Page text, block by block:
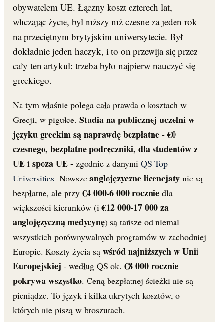
Common App krok po kroku: poradnik 2026
Aplikacje · 15 min · 16 771 wyświetleń — od założenia konta, przez essay, po
złożenie aplikacji.
Need-blind vs Need-aware dla Polaków
Stypendia · 10 min · 9 432 wyświetleń — jak polityka finansowa uczelni wpływa na
Twoje szanse.
obywatelem UE. Łączny koszt czterech lat,
wliczając życie, był niższy niż czesne za jeden rok
na przeciętnym brytyjskim uniwersytecie. Był
dokładnie jeden haczyk, i to on przewija się przez
cały ten artykuł: trzeba było najpierw nauczyć się
greckiego.
Na tym właśnie polega cała prawda o kosztach w
Grecji, w pigułce. Studia na publicznej uczelni w
języku greckim są naprawdę bezpłatne - €0
czesnego, bezpłatne podręczniki, dla studentów z
UE i spoza UE - zgodnie z danymi QS Top
Universities. Nowsze anglojęzyczne licencjaty nie są
bezpłatne, ale przy€4 000-6 000 rocznie dla
większości kierunków (i€12 000-17 000 za
anglojęzyczną medycynę) są tańsze od niemal
wszystkich porównywalnych programów w zachodniej
Europie. Koszty życia są wśród najniższych w Unii
Europejskiej - według QS ok.€8 000 rocznie
pokrywa wszystko. Ceną bezpłatnej ścieżki nie są
pieniądze. To język i kilka ukrytych kosztów, o
których nie piszą w broszurach.